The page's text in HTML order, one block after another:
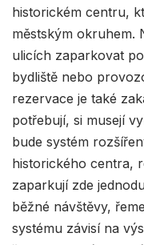
historickém centru,
městským okruhem.
ulicích zaparkovat
bydliště nebo
rezervace je také
potřebují, si musejí
bude systém
historického centra,
zaparkují zde
běžné návštěvy,
systému závisí na